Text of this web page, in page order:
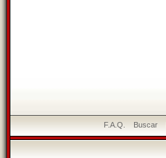
F.A.Q. Buscar